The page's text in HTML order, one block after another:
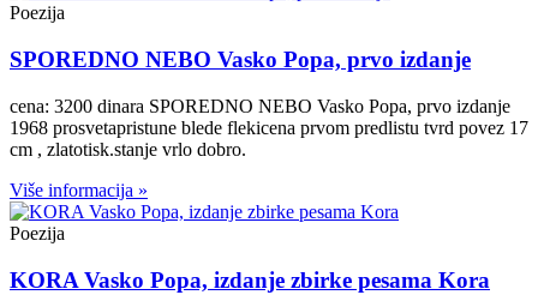
Poezija
SPOREDNO NEBO Vasko Popa, prvo izdanje
cena: 3200 dinara SPOREDNO NEBO Vasko Popa, prvo izdanje
1968 prosvetapristune blede flekicena prvom predlistu tvrd povez 17
cm , zlatotisk.stanje vrlo dobro.
Više informacija »
Poezija
KORA Vasko Popa, izdanje zbirke pesama Kora